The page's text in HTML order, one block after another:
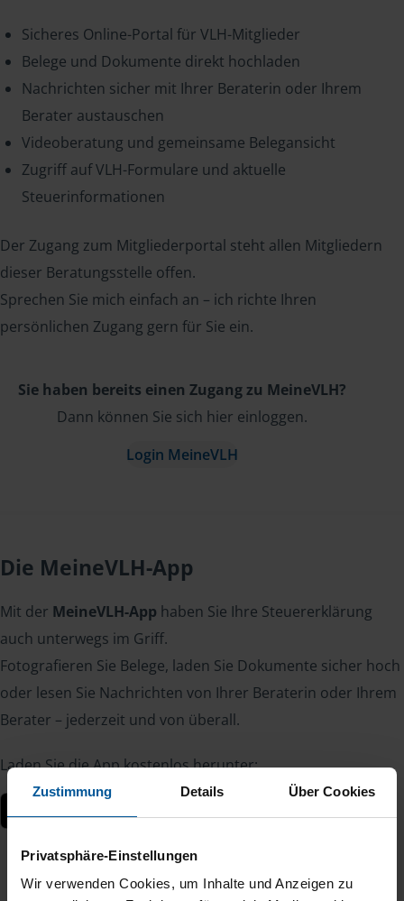
Zustimmung Details Über Cookies
Privatsphäre-Einstellungen
Wir verwenden Cookies, um Inhalte und Anzeigen zu
Sicheres Online-Portal für VLH-Mitglieder
Belege und Dokumente direkt hochladen
Nachrichten sicher mit Ihrer Beraterin oder Ihrem
Berater austauschen
Videoberatung und gemeinsame Belegansicht
Zugriff auf VLH-Formulare und aktuelle
Steuerinformationen
Der Zugang zum Mitgliederportal steht allen Mitgliedern
dieser Beratungsstelle offen.
Sprechen Sie mich einfach an – ich richte Ihren
persönlichen Zugang gern für Sie ein.
Sie haben bereits einen Zugang zu MeineVLH?
Dann können Sie sich hier einloggen.
Login MeineVLH
Die MeineVLH-App
Mit der MeineVLH-App haben Sie Ihre Steuererklärung
auch unterwegs im Griff.
Fotografieren Sie Belege, laden Sie Dokumente sicher hoch
oder lesen Sie Nachrichten von Ihrer Beraterin oder Ihrem
Berater – jederzeit und von überall.
Laden Sie die App kostenlos herunter: